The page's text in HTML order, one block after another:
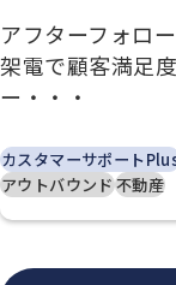
アフターフォロ
架電で顧客満足
ー・・・
カスタマーサポート
アウトバウンド不動産